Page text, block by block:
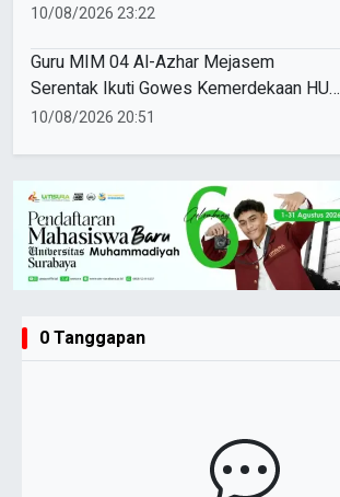
10/08/2026 23:22
Guru MIM 04 Al-Azhar Mejasem
Serentak Ikuti Gowes Kemerdekaan HUT
ke-81 RI
10/08/2026 20:51
0 Tanggapan